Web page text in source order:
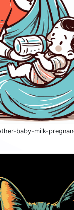
baby-milk-